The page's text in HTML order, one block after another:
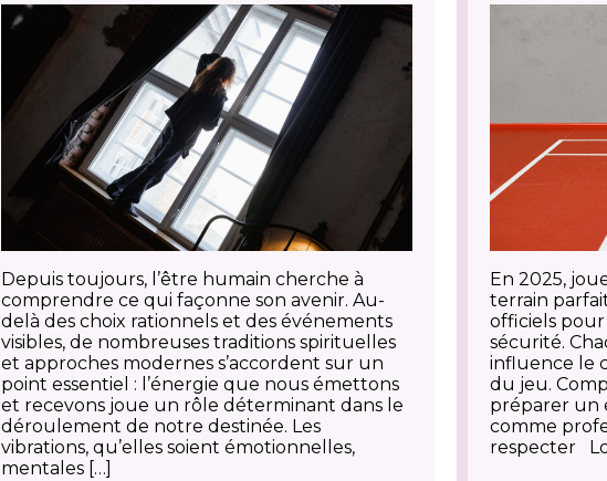
Depuis toujours, l’être humain cherche à
comprendre ce qui façonne son avenir. Au-
delà des choix rationnels et des événements
visibles, de nombreuses traditions spirituelles
et approches modernes s’accordent sur un
point essentiel : l’énergie que nous émettons
et recevons joue un rôle déterminant dans le
déroulement de notre destinée. Les
vibrations, qu’elles soient émotionnelles,
mentales […]
En 2025,
terrain
officiels
sécurité.
influence le
du jeu.
préparer un
comme
respecter